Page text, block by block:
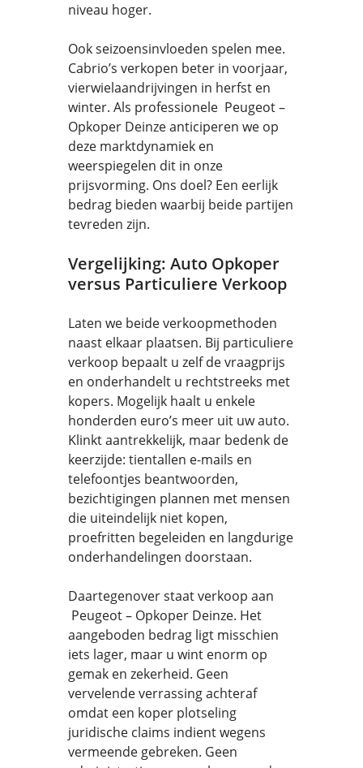
niveau hoger.
Ook seizoensinvloeden spelen mee.
Cabrio’s verkopen beter in voorjaar,
vierwielaandrijvingen in herfst en
winter. Als professionele Peugeot –
Opkoper Deinze anticiperen we op
deze marktdynamiek en
weerspiegelen dit in onze
prijsvorming. Ons doel? Een eerlijk
bedrag bieden waarbij beide partijen
tevreden zijn.
Vergelijking: Auto Opkoper
versus Particuliere Verkoop
Laten we beide verkoopmethoden
naast elkaar plaatsen. Bij particuliere
verkoop bepaalt u zelf de vraagprijs
en onderhandelt u rechtstreeks met
kopers. Mogelijk haalt u enkele
honderden euro’s meer uit uw auto.
Klinkt aantrekkelijk, maar bedenk de
keerzijde: tientallen e-mails en
telefoontjes beantwoorden,
bezichtigingen plannen met mensen
die uiteindelijk niet kopen,
proefritten begeleiden en langdurige
onderhandelingen doorstaan.
Daartegenover staat verkoop aan
Peugeot – Opkoper Deinze. Het
aangeboden bedrag ligt misschien
iets lager, maar u wint enorm op
gemak en zekerheid. Geen
vervelende verrassing achteraf
omdat een koper plotseling
juridische claims indient wegens
vermeende gebreken. Geen